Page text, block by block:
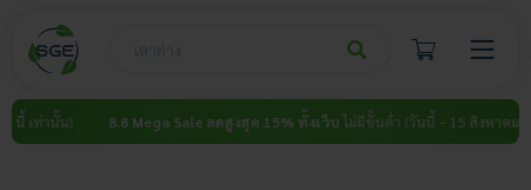
content
เท่านั้น) 8.8 Mega Sale ลดสูงสุด 15% ทั้งเว็บไม่มีขั้นต่ำ (วันนี้ – 15 สิงหาคม นี้ เ